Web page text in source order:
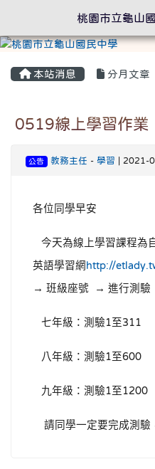
本站消息 分月文章
0519線上學習作業
公告 教務主任 - 學習 | 2021-
各位同學早安
今天為線上學習課程為
英語學習網 http://
→ 班級座號 → 進行測驗
七年級：測驗 1 至311
八年級：測驗 1 至600
九年級：測驗 1 至 1200
請同學一定要完成測驗
桃園市立龜山